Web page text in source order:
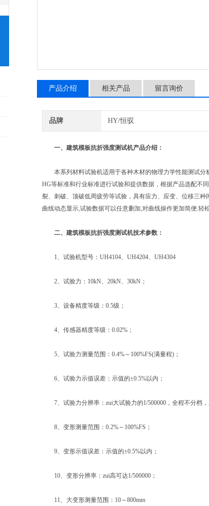
产品介绍 相关产品 留言询价
品牌 HY/恒驭
一、 建筑模板抗折强度测试机产品介绍：
本系列材料试验机适用于各种木材的物理力学性能测试分
HG等标准和行业标准进行试验和提供数据，根据产品选配不
裂、刺破、顶破低周疲劳等试验，具有应力、应变、位移三
曲线动态显示,试验数据可以任意删加,对曲线操作更加简便.
二、 建筑模板抗折强度测试机技术参数：
1、试验机型号：UH4104、UH4204、UH4304
2、试验力：10kN、20kN、30kN；
3、设备精度等级：0.5级；
4、传感器精度等级：0.02%；
5、试验力测量范围：0.4%～100%FS(满量程)；
6、试验力示值误差：示值的±0.5%以内；
7、试验力分辨率：zui大试验力的1/500000，全程不分档，
8、变形测量范围：0.2%～100%FS；
9、变形示值误差：示值的±0.5%以内；
10、变形分辨率：zui高可达1/500000；
11、大变形测量范围：10～800mm